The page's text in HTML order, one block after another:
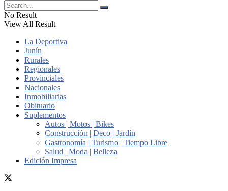
No Result
View All Result
La Deportiva
Junín
Rurales
Regionales
Provinciales
Nacionales
Inmobiliarias
Obituario
Suplementos
Autos | Motos | Bikes
Construcción | Deco | Jardín
Gastronomía | Turismo | Tiempo Libre
Salud | Moda | Belleza
Edición Impresa